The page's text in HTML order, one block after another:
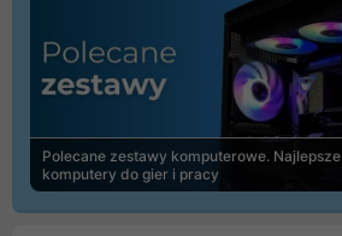
Polecane zestawy komputerowe. Najlepsze
komputery do gier i pracy